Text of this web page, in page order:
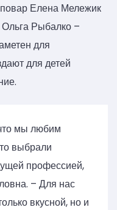
Елена Мележик
Рыбалко –
для
для детей
мы любим
выбрали
профессией,
– Для нас
вкусной, но и